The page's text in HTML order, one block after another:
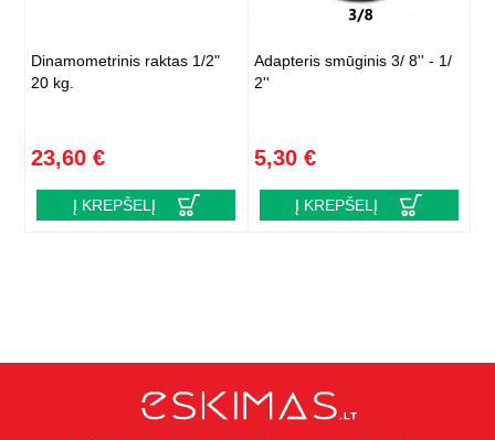
Dinamometrinis raktas 1/2"
20 kg.
23,60 €
Į KREPŠELĮ
Adapteris smūginis 3/ 8'' - 1/
2''
5,30 €
Į KREPŠELĮ